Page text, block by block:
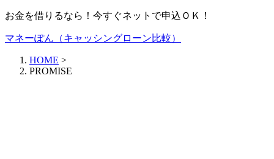
お金を借りるなら！今すぐネットで申込ＯＫ！
マネーぽん（キャッシングローン比較）
HOME >
PROMISE